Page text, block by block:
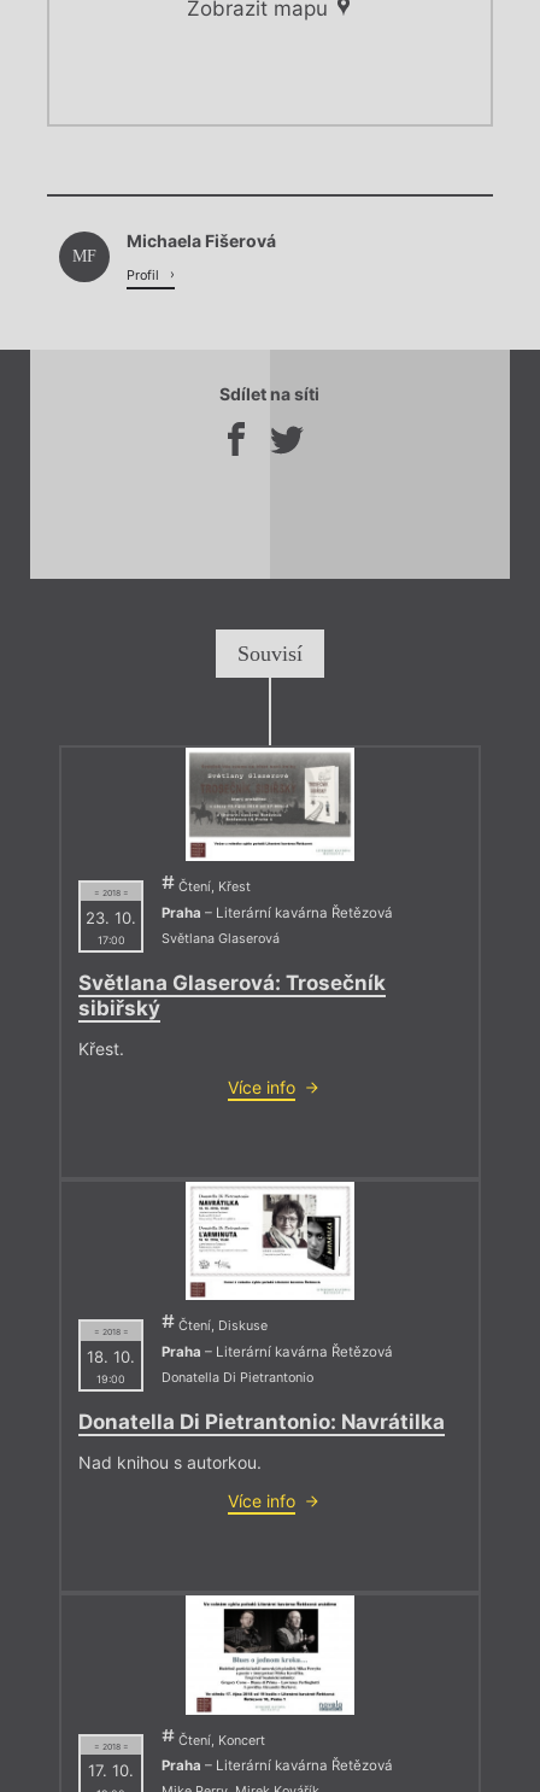
Zobrazit mapu
Načítá se.
Chviličku.
Načítá se.
MF
Michaela Fišerová
Profil
Sdílet na síti
Souvisí
= 2018 =
23. 10.
17:00
Čtení, Křest
Praha – Literární kavárna Řetězová
Světlana Glaserová
Světlana Glaserová: Trosečník
sibiřský
Křest.
Více info
= 2018 =
18. 10.
19:00
Čtení, Diskuse
Praha – Literární kavárna Řetězová
Donatella Di Pietrantonio
Donatella Di Pietrantonio: Navrátilka
Nad knihou s autorkou.
Více info
= 2018 =
17. 10.
Čtení, Koncert
Praha – Literární kavárna Řetězová